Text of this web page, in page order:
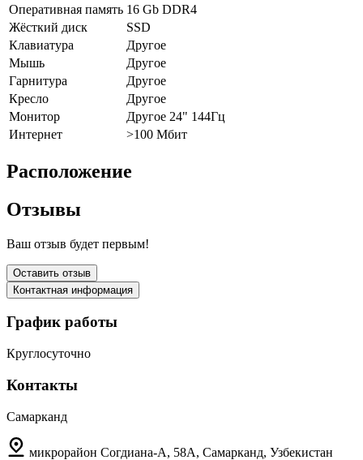
Оперативная память 16 Gb DDR4
Жёсткий диск
SSD
Клавиатура
Другое
Мышь
Другое
Гарнитура
Другое
Кресло
Другое
Монитор
Другое 24" 144Гц
Интернет
>100 Мбит
Расположение
Отзывы
Ваш отзыв будет первым!
Оставить отзыв
Контактная информация
График работы
Круглосуточно
Контакты
Самарканд
микрорайон Согдиана-А, 58А, Самарканд, Узбекистан